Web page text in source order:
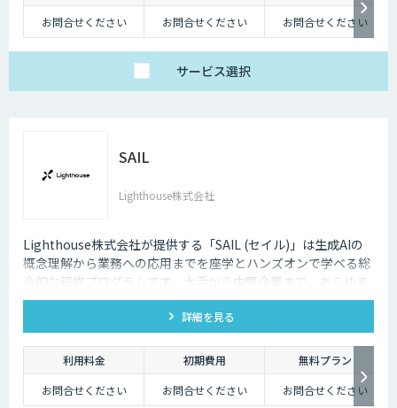
お問合せください
お問合せください お問合せください
サービス選択
SAIL
Lighthouse株式会社
Lighthouse株式会社が提供する「SAIL (セイル)」は生成AIの
概念理解から業務への応用までを座学とハンズオンで学べる総
合的な研修プログラムです。大手から中堅企業まで、あらゆる
業界・業種の企業様にご利用いただけます。
詳細を見る
利用料金 初期費用
無料プラン
お問合せください
お問合せください お問合せください